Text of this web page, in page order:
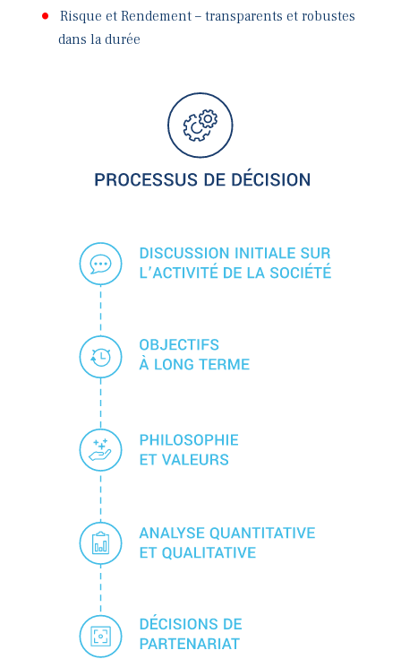
Risque et Rendement – transparents et robustes
dans la durée